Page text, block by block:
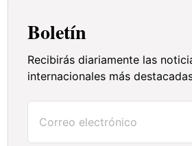
Boletín
Recibirás diariamente las
internacionales más